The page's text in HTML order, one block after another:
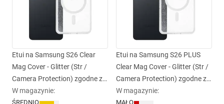
Etui na Samsung S26 Clear
Mag Cover - Glitter (Str /
Camera Protection) zgodne z
MagSafe transparentne glitter
W magazynie:
ŚREDNIO
Etui na Samsung S26 PLUS
Clear Mag Cover - Glitter (Str /
Camera Protection) zgodne z
MagSafe transparentne glitter
W magazynie:
MAŁO